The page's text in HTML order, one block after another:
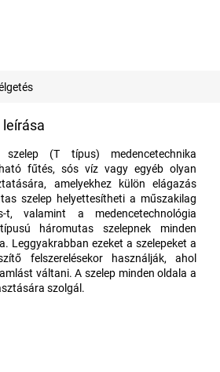
(T típus) medencetechnika
fűtés, sós víz vagy egyéb olyan
amelyekhez külön elágazás
szelep helyettesítheti a műszakilag
t, valamint a medencetechnológia
háromutas szelepnek minden
Leggyakrabban ezeket a szelepeket a
felszerelésekor használják, ahol
váltani. A szelep minden oldala a
szolgál.